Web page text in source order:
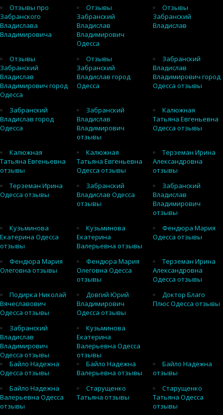
Отзывы про
Забранского
Владислава
Владимировича
Отзывы
Забранский
Владислав
Владимирович
Одесса
Отзывы
Забранский
Владислав
Отзывы
Забранский
Владислав
Владимирович город
Одесса
Отзывы
Забранский
Владислав город
Одесса
Забранский
Владислав
Владимирович город
Одесса отзывы
Забранский
Владислав город
Одесса
Забранский
Владислав
Владимирович
отзывы
Калюжная
Татьяна Евгеньевна
Одесса отзывы
Калюжная
Татьяна Евгеньевна
отзывы
Калюжная
Татьяна Евгеньевна
Одесса отзывы
Терземан Ирина
Александровна
отзывы
Терземан Ирина
Одесса отзывы
Забранский
Владислав Одесса
отзывы
Забранский
Владислав
Владимирович
отзывы
Кузьминова
Екатерина Одесса
отзывы
Кузьминова
Екатерина
Валерьевна отзывы
Фендюра Мария
Одесса отзывы
Фендюра Мария
Олеговна отзывы
Фендюра Мария
Олеговна Одесса
отзывы
Терземан Ирина
Александровна
Одесса отзывы
Подирка Николай
Вячеславович
Одесса отзывы
Довгий Юрий
Владимирович
Одесса отзывы
Доктор Благо
Плюс Одесса отзывы
Забранский
Владислав
Владимирович
Одесса отзывы
Кузьминова
Екатерина
Валерьевна Одесса
отзывы
Байло Надежна
Одесса отзывы
Байло Надежна
Валерьевна отзывы
Байло Надежна
отзывы
Байло Надежна
Валерьевна Одесса
отзывы
Старущенко
Татьяна отзывы
Старущенко
Татьяна Одесса
отзывы